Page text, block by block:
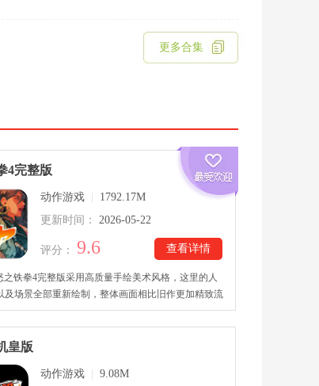
更多合集
4完整版
动作游戏
1792.17M
更新时间：
2026-05-22
查看详情
评分： 9.6
之铁拳4完整版采用高质量手绘美术风格，这里的人
及场景全部重新绘制，整体画面相比旧作更加精致流
拳4完整版下载安装后，在战斗玩法上也保留系列经
玩法，拳脚打击反馈十分扎实，连招释放也充满爽快
老玩家迅速找回当年的街机味道。
皇版
动作游戏
9.08M